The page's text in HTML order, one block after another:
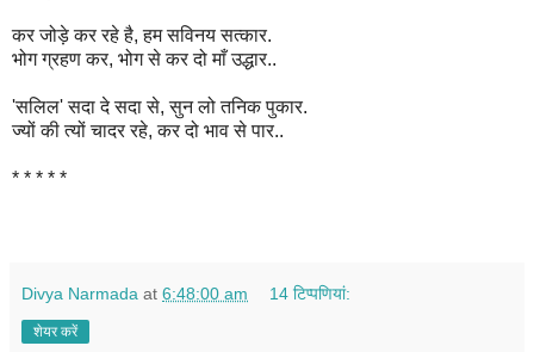
कर जोड़े कर रहे है, हम सविनय सत्कार.
भोग ग्रहण कर, भोग से कर दो माँ उद्धार..
'सलिल' सदा दे सदा से, सुन लो तनिक पुकार.
ज्यों की त्यों चादर रहे, कर दो भाव से पार..
* * * * *
Divya Narmada at 6:48:00 am 14 टिप्‍पणियां:
शेयर करें